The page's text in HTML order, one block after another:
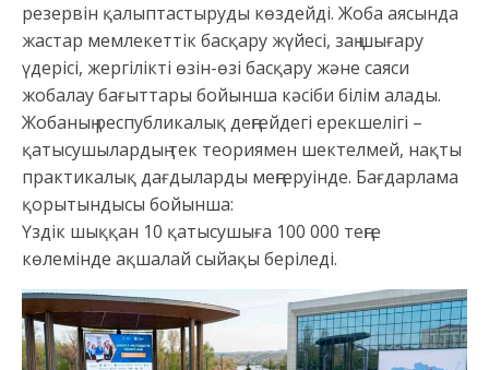
резервін қалыптастыруды көздейді. Жоба аясында
жастар мемлекеттік басқару жүйесі, заң шығару
үдерісі, жергілікті өзін-өзі басқару және саяси
жобалау бағыттары бойынша кәсіби білім алады.
Жобаның республикалық деңгейдегі ерекшелігі –
қатысушылардың тек теориямен шектелмей, нақты
практикалық дағдыларды меңгеруінде. Бағдарлама
қорытындысы бойынша:
Үздік шыққан 10 қатысушыға 100 000 теңге
көлемінде ақшалай сыйақы беріледі.